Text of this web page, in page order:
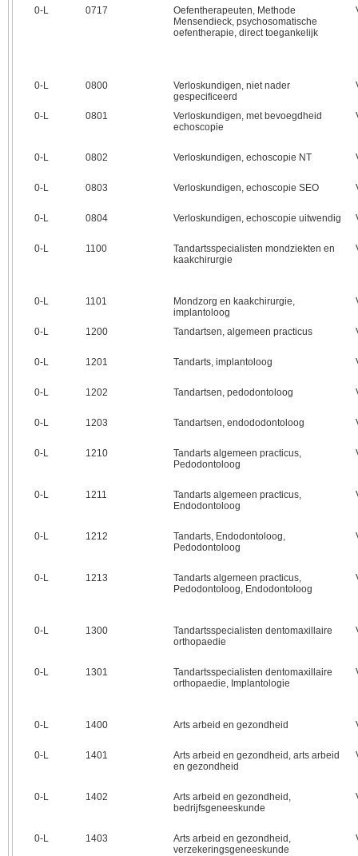
0‑L 0717
Oefentherapeuten, Methode
Mensendieck, psychosomatische
oefentherapie, direct toegankelijk
0‑L 0800
Verloskundigen, niet nader
gespecificeerd
0‑L 0801
Verloskundigen, met bevoegdheid
echoscopie
0‑L 0802 Verloskundigen, echoscopie NT
0‑L 0803 Verloskundigen, echoscopie SEO
0‑L 0804 Verloskundigen, echoscopie uitwendig
0‑L 1100
Tandartsspecialisten mondziekten en
kaakchirurgie
0‑L 1101
Mondzorg en kaakchirurgie,
implantoloog
0‑L 1200 Tandartsen, algemeen practicus
0‑L 1201 Tandarts, implantoloog
0‑L 1202 Tandartsen, pedodontoloog
0‑L 1203 Tandartsen, endododontoloog
0‑L 1210
Tandarts algemeen practicus,
Pedodontoloog
0‑L 1211
Tandarts algemeen practicus,
Endodontoloog
0‑L 1212
Tandarts, Endodontoloog,
Pedodontoloog
0‑L 1213
Tandarts algemeen practicus,
Pedodontoloog, Endodontoloog
0‑L 1300
Tandartsspecialisten dentomaxillaire
orthopaedie
0‑L 1301
Tandartsspecialisten dentomaxillaire
orthopaedie, Implantologie
0‑L 1400 Arts arbeid en gezondheid
0‑L 1401
Arts arbeid en gezondheid, arts arbeid
en gezondheid
0‑L 1402
Arts arbeid en gezondheid,
bedrijfsgeneeskunde
0‑L 1403
Arts arbeid en gezondheid,
verzekeringsgeneeskunde